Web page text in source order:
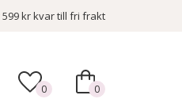
599 krkvar till fri frakt
0 0